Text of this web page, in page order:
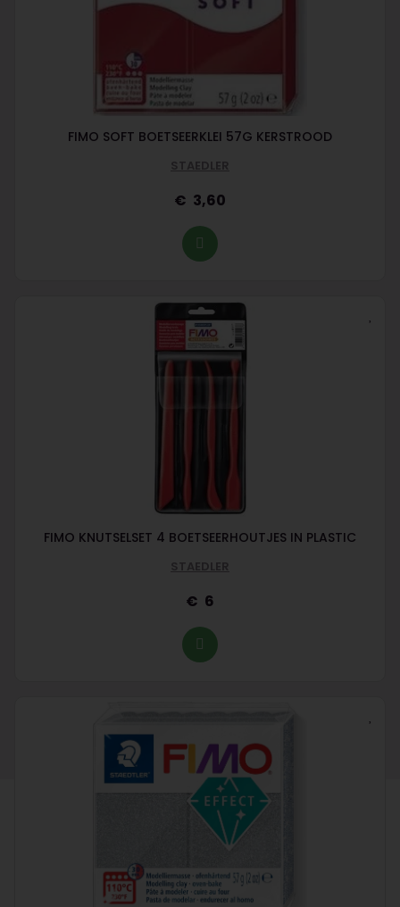
FIMO SOFT BOETSEERKLEI 57G KERSTROOD
STAEDLER
3,60
FIMO KNUTSELSET 4 BOETSEERHOUTJES IN PLASTIC
STAEDLER
6